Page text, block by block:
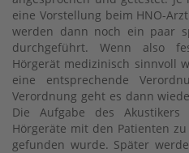
eine Vorstellung beim HNO-
werden dann noch ein paar
durchgeführt. Wenn also
Hörgerät medizinisch sinnvoll
eine entsprechende
Verordnung geht es dann
Die Aufgabe des
Hörgeräte mit den Patienten
gefunden wurde. Später